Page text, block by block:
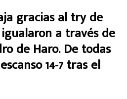
gracias al try de
a través de
de Haro. De todas
14-7 tras el